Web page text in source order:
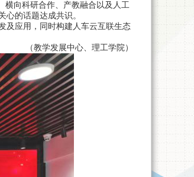
横向科研合作、产教融合以及人工
的话题达成共识。
及应用，同时构建人车云互联生态
（教学发展中心、理工学院）